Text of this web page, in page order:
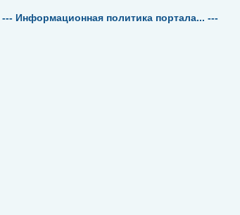
--- Информационная политика портала... ---